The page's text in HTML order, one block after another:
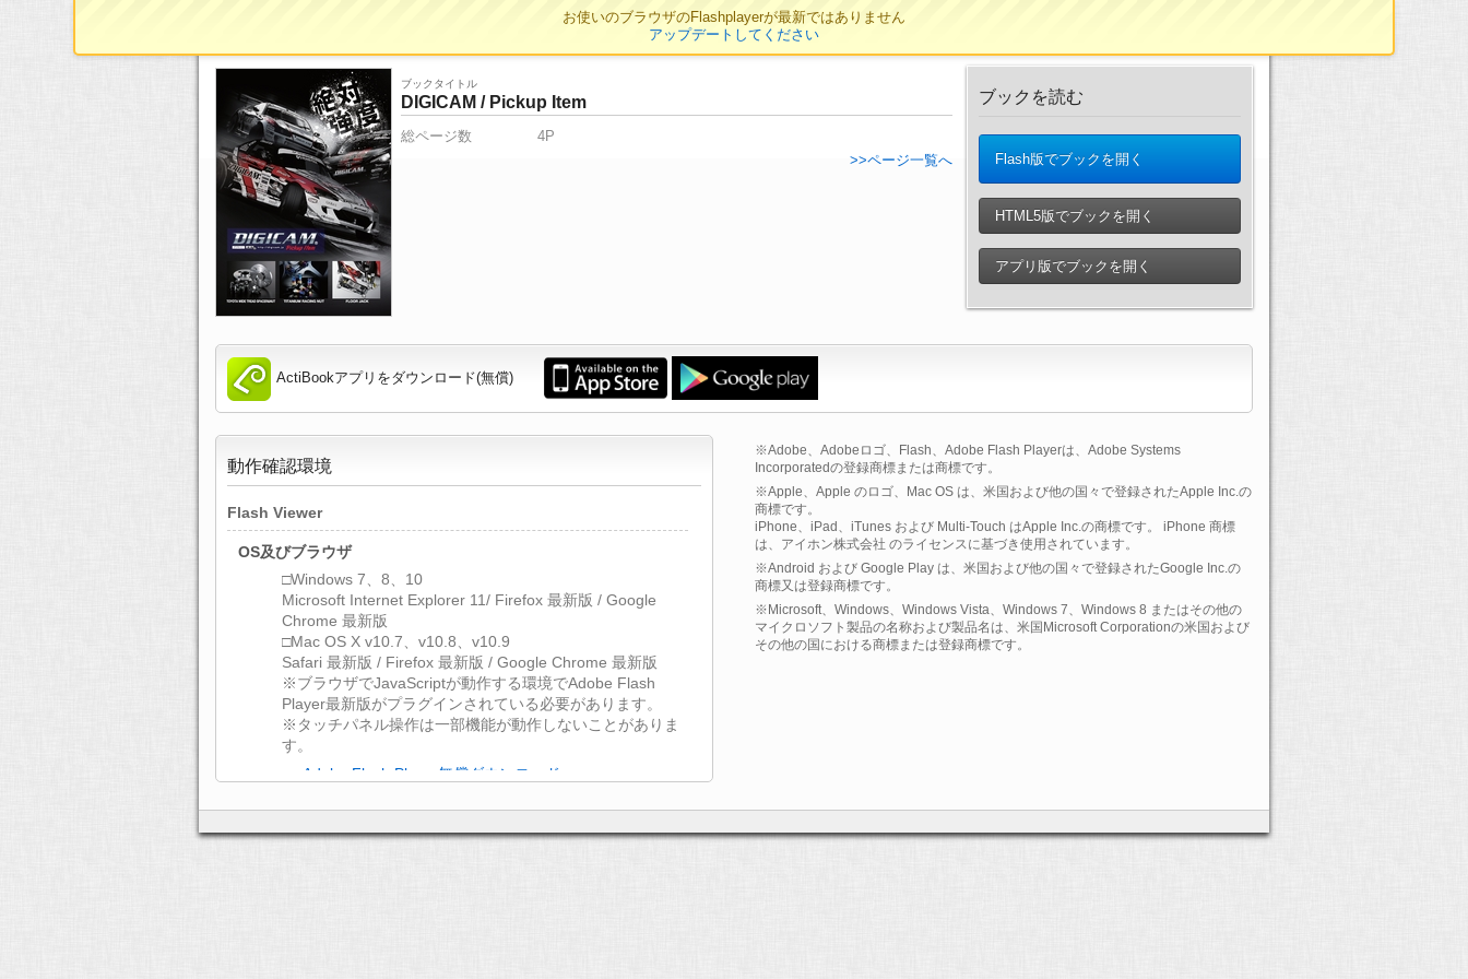
ブックタイトル
DIGICAM / Pickup Item
総ページ数
4P
>>ページ一覧へ
ブックを読む
Flash版でブックを開く
HTML5版でブックを開く
アプリ版でブックを開く
ActiBookアプリをダウンロード(無償)
動作確認環境
Flash Viewer
OS及びブラウザ
□Windows 7、8、10
Microsoft Internet Explorer 11/ Firefox 最新版 / Google
Chrome 最新版
□Mac OS X v10.7、v10.8、v10.9
Safari 最新版 / Firefox 最新版 / Google Chrome 最新版
※ブラウザでJavaScriptが動作する環境でAdobe Flash
Player最新版がプラグインされている必要があります。
※タッチパネル操作は一部機能が動作しないことがありま
す。
>> Adobe Flash Player無償ダウンロード
UTF-8
※Adobe、Adobeロゴ、Flash、Adobe Flash Playerは、Adobe Systems
Incorporatedの登録商標または商標です。
※Apple、Apple のロゴ、Mac OS は、米国および他の国々で登録されたApple Inc.の
商標です。
iPhone、iPad、iTunes および Multi-Touch はApple Inc.の商標です。 iPhone 商標
は、アイホン株式会社 のライセンスに基づき使用されています。
※Android および Google Play は、米国および他の国々で登録されたGoogle Inc.の
商標又は登録商標です。
※Microsoft、Windows、Windows Vista、Windows 7、Windows 8 またはその他の
マイクロソフト製品の名称および製品名は、米国Microsoft Corporationの米国および
その他の国における商標または登録商標です。
お使いのブラウザのFlashplayerが最新ではありません
アップデートしてください